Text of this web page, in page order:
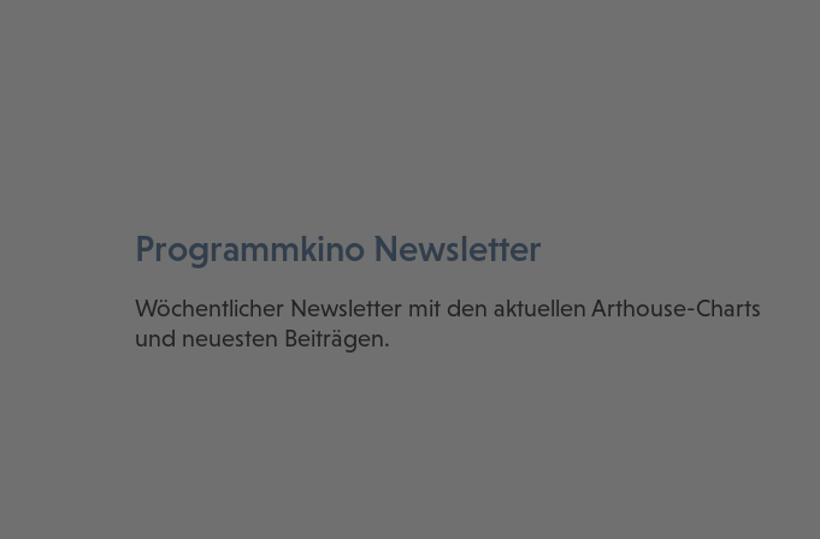
Programmkino Newsletter
Wöchentlicher Newsletter mit den aktuellen Arthouse-Charts
und neuesten Beiträgen.